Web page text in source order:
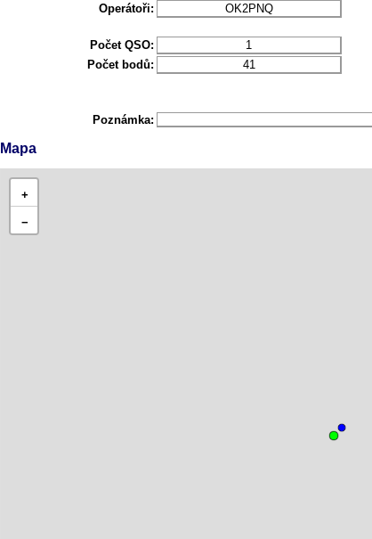
Operátoři:
OK2PNQ
Počet QSO: 1
Počet bodů:
41
Poznámka:
Mapa
+
−